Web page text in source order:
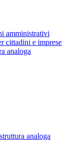
amministrativi
cittadini e imprese
analoga
analoga